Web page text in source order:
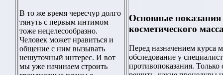
В то же время чересчур долго
тянуть с первым интимом
тоже нецелесообразно.
Человек может нравиться и
общение с ним вызывать
нешуточный интерес. И вот
мы уже начинаем строить
Основные
косметического
Перед назначением курса
обследование у
противопоказания.